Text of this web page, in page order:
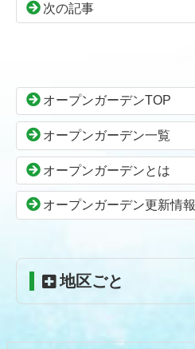
次の記事
ン
本
文
先
へ
る
の
頭
へ
る
オープンガーデンTOP
オープンガーデン一覧
オープンガーデンとは
オープンガーデン更新情報
地区ごと